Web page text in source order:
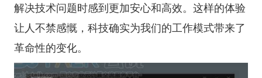
解决技术问题时感到更加安心和高效。这样的体验
让人不禁感慨，科技确实为我们的工作模式带来了
革命性的变化。